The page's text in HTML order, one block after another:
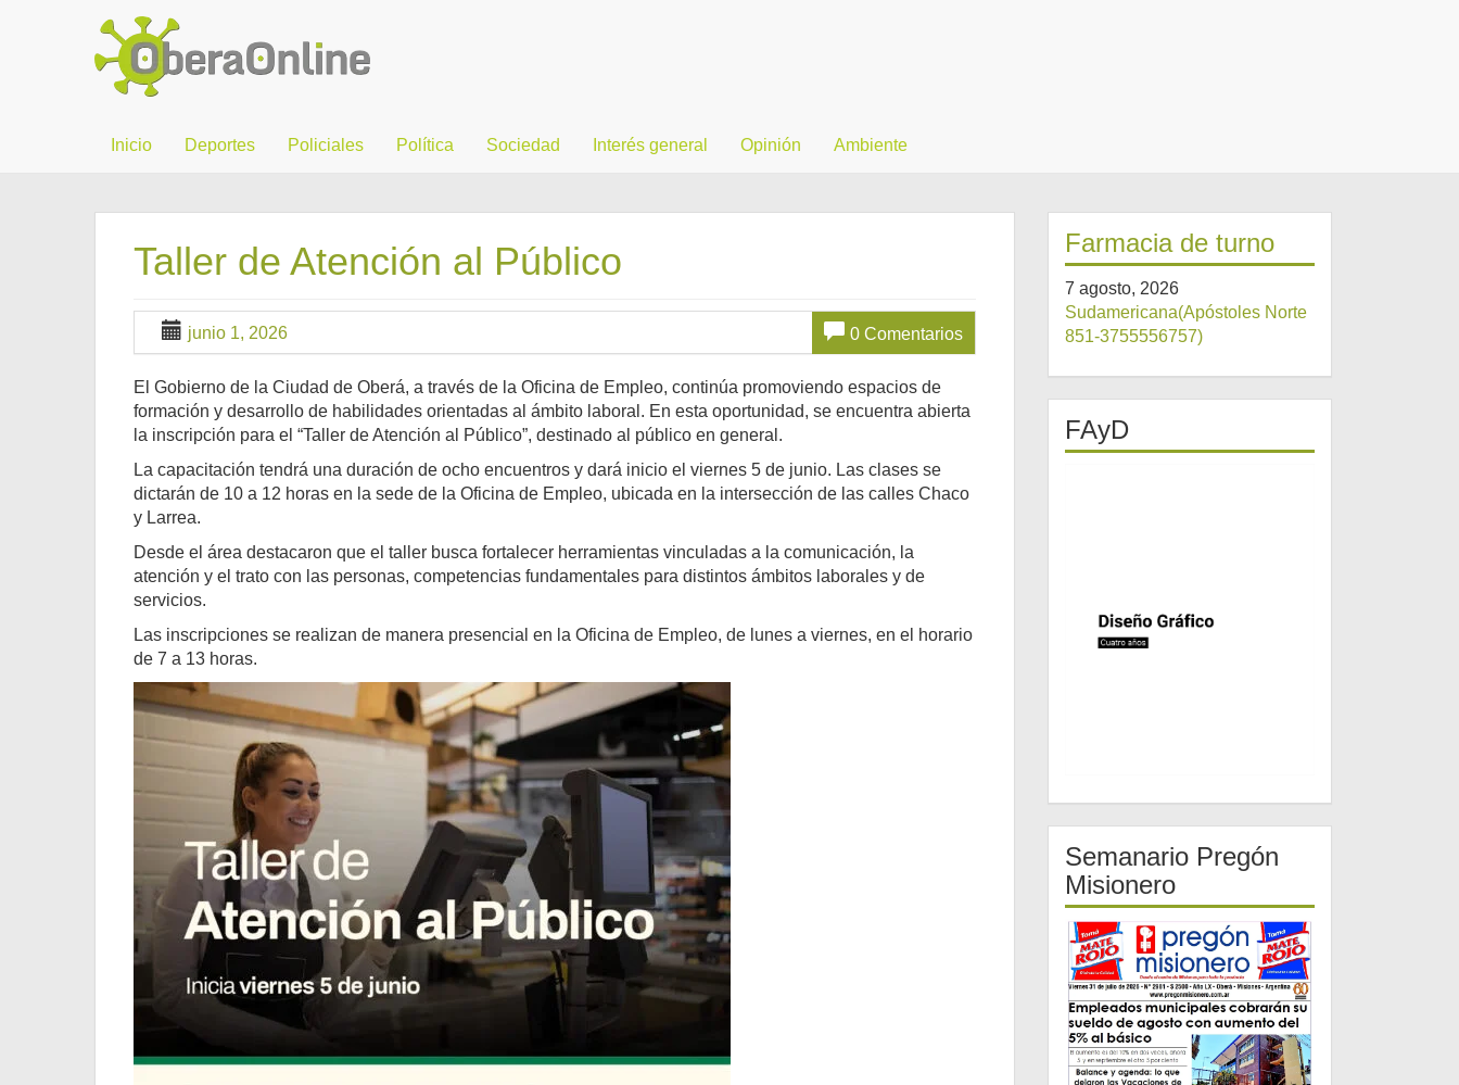
Inicio Deportes Policiales Política Sociedad Interés general Opinión Ambiente
Taller de Atención al Público
junio 1, 2026 0 Comentarios
El Gobierno de la Ciudad de Oberá, a través de la Oficina de Empleo, continúa promoviendo espacios de
formación y desarrollo de habilidades orientadas al ámbito laboral. En esta oportunidad, se encuentra abierta
la inscripción para el “Taller de Atención al Público”, destinado al público en general.
La capacitación tendrá una duración de ocho encuentros y dará inicio el viernes 5 de junio. Las clases se
dictarán de 10 a 12 horas en la sede de la Oficina de Empleo, ubicada en la intersección de las calles Chaco
y Larrea.
Desde el área destacaron que el taller busca fortalecer herramientas vinculadas a la comunicación, la
atención y el trato con las personas, competencias fundamentales para distintos ámbitos laborales y de
servicios.
Las inscripciones se realizan de manera presencial en la Oficina de Empleo, de lunes a viernes, en el horario
de 7 a 13 horas.
Farmacia de turno
7 agosto, 2026
Sudamericana(Apóstoles Norte
851-3755556757)
FAyD
Semanario Pregón
Misionero